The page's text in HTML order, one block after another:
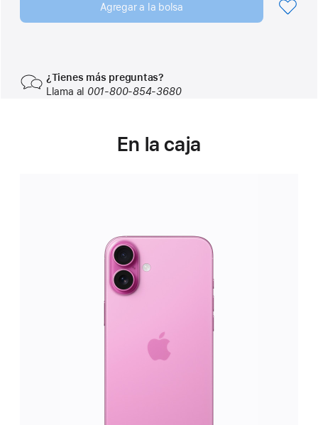
ventana)
Agregar a la bolsa
¿Tienes más preguntas?
Llama al 001‑800‑854‑3680
En la caja